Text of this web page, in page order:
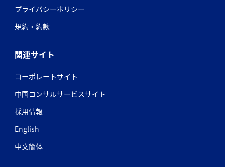
プライバシーポリシー
規約・約款
関連サイト
コーポレートサイト
中国コンサルサービスサイト
採用情報
English
中文簡体